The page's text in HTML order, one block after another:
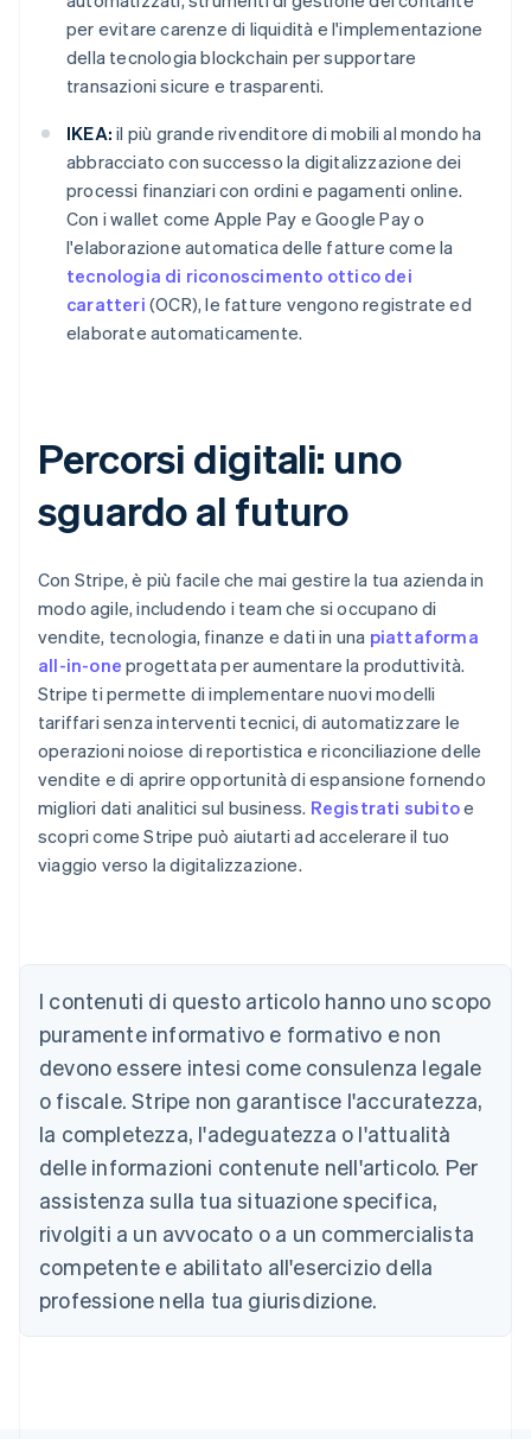
per evitare carenze di liquidità e l'implementazione
della tecnologia blockchain per supportare
transazioni sicure e trasparenti.
IKEA: il più grande rivenditore di mobili al mondo ha
abbracciato con successo la digitalizzazione dei
processi finanziari con ordini e pagamenti online.
Con i wallet come Apple Pay e Google Pay o
l'elaborazione automatica delle fatture come la
tecnologia di riconoscimento ottico dei
caratteri (OCR), le fatture vengono registrate ed
elaborate automaticamente.
Percorsi digitali: uno
sguardo al futuro
Con Stripe, è più facile che mai gestire la tua azienda in
modo agile, includendo i team che si occupano di
vendite, tecnologia, finanze e dati in una piattaforma
all-in-one progettata per aumentare la produttività.
Stripe ti permette di implementare nuovi modelli
tariffari senza interventi tecnici, di automatizzare le
operazioni noiose di reportistica e riconciliazione delle
vendite e di aprire opportunità di espansione fornendo
migliori dati analitici sul business. Registrati subitoe
scopri come Stripe può aiutarti ad accelerare il tuo
viaggio verso la digitalizzazione.
I contenuti di questo articolo hanno uno scopo
puramente informativo e formativo e non
devono essere intesi come consulenza legale
o fiscale. Stripe non garantisce l'accuratezza,
la completezza, l'adeguatezza o l'attualità
delle informazioni contenute nell'articolo. Per
assistenza sulla tua situazione specifica,
rivolgiti a un avvocato o a un commercialista
competente e abilitato all'esercizio della
professione nella tua giurisdizione.
English
Austria
Deutsch English
Belgio
NederlandsFrançaisDeutschEnglish
PortuguêsEnglish
Bulgaria
English
Canada
English Français
Cina continentale
Cipro
English